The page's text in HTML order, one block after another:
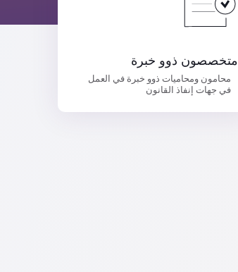
متخصصون ذوو خبرة
محامون ومحاميات ذوو خبرة في العمل
في جهات إنفاذ القانون